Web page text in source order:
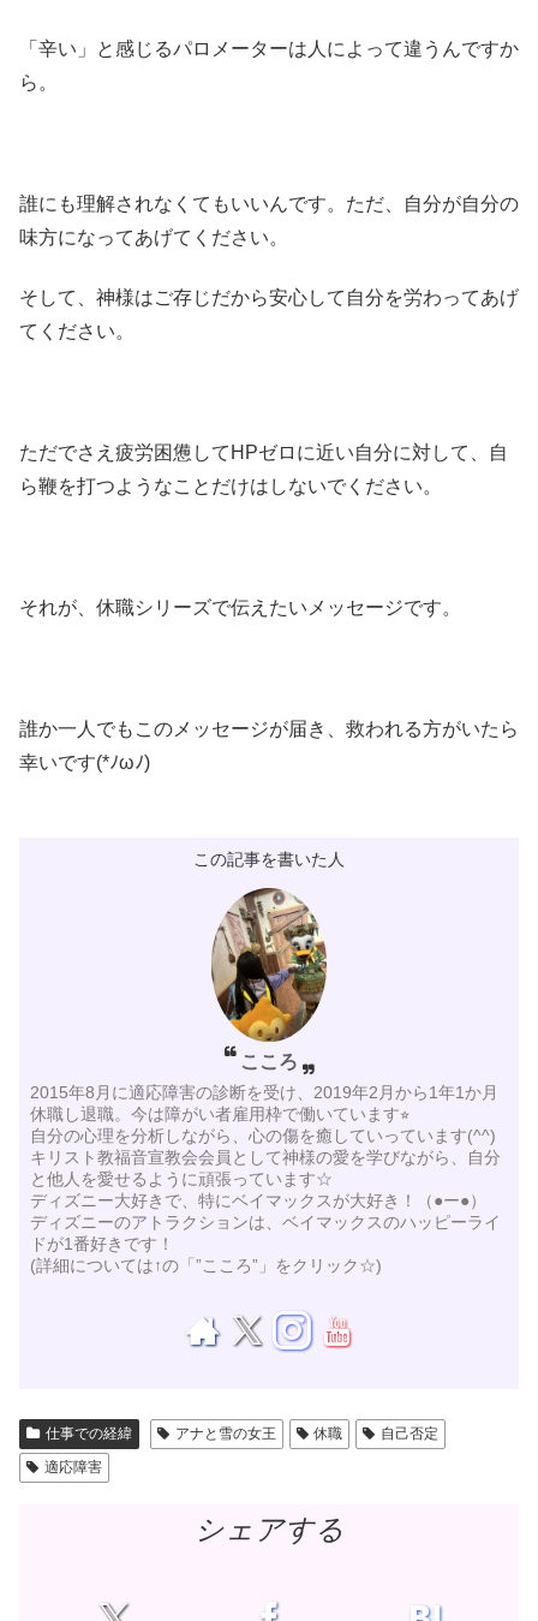
「辛い」と感じるパロメーターは人によって違うんですか
ら。
誰にも理解されなくてもいいんです。ただ、自分が自分の
味方になってあげてください。
そして、神様はご存じだから安心して自分を労わってあげ
てください。
ただでさえ疲労困憊してHPゼロに近い自分に対して、自
ら鞭を打つようなことだけはしないでください。
それが、休職シリーズで伝えたいメッセージです。
誰か一人でもこのメッセージが届き、救われる方がいたら
幸いです(*ﾉωﾉ)
この記事を書いた人
こころ
2015年8月に適応障害の診断を受け、2019年2月から1年1か月
休職し退職。今は障がい者雇用枠で働いています⭐︎
自分の心理を分析しながら、心の傷を癒していっています(^^)
キリスト教福音宣教会会員として神様の愛を学びながら、自分
と他人を愛せるように頑張っています☆
ディズニー大好きで、特にベイマックスが大好き！（●ー●）
ディズニーのアトラクションは、ベイマックスのハッピーライ
ドが1番好きです！
(詳細については↑の「”こころ”」をクリック☆)
仕事での経緯 アナと雪の女王 休職
自己否定
適応障害
シェアする